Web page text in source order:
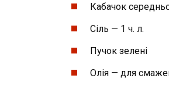
Кабачок
Сіль — 1 ч. л.
Пучок зелені
Олія — для